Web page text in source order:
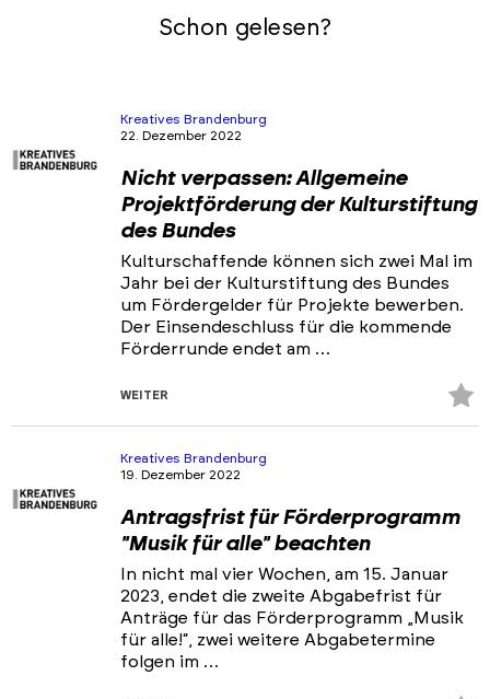
Schon gelesen?
Kreatives Brandenburg
22. Dezember 2022
Nicht verpassen: Allgemeine
Projektförderung der Kulturstiftung
des Bundes
Kulturschaffende können sich zwei Mal im
Jahr bei der Kulturstiftung des Bundes
um Fördergelder für Projekte bewerben.
Der Einsendeschluss für die kommende
Förderrunde endet am …
WEITER
Kreatives Brandenburg
19. Dezember 2022
Antragsfrist für Förderprogramm
"Musik für alle" beachten
In nicht mal vier Wochen, am 15. Januar
2023, endet die zweite Abgabefrist für
Anträge für das Förderprogramm „Musik
für alle!“, zwei weitere Abgabetermine
folgen im …